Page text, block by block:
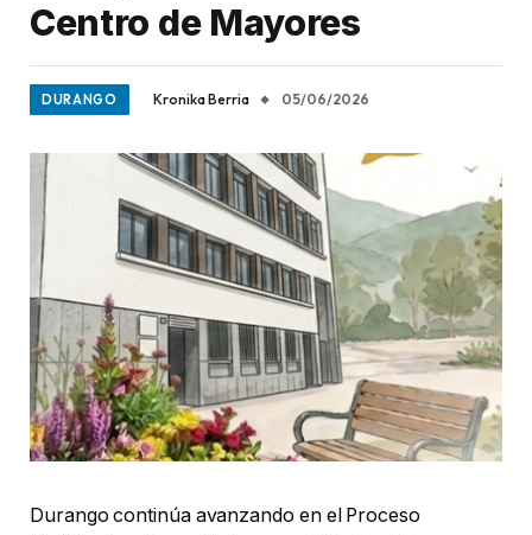
Centro de Mayores
DURANGO Kronika Berria 05/06/2026
Durango continúa avanzando en el Proceso